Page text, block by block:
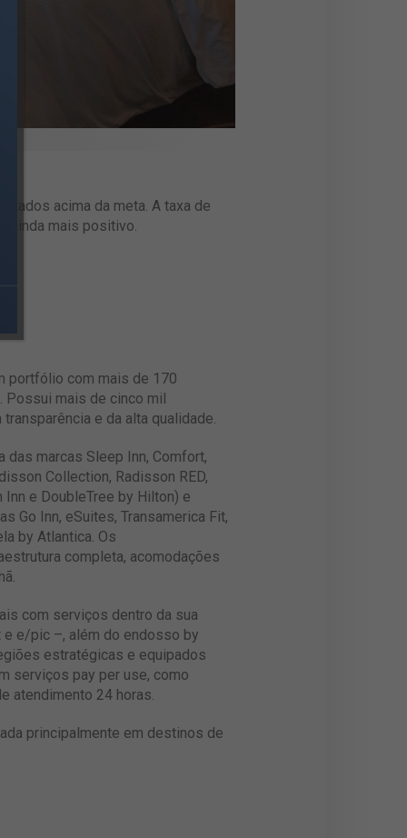
acima da meta. A taxa de
ainda mais positivo.
portfólio com mais de 170
Possui mais de cinco mil
e da alta qualidade.
marcas Sleep Inn, Comfort,
Collection, Radisson RED,
e DoubleTree by Hilton) e
Go Inn, eSuites, Transamerica Fit,
by Atlantica. Os
completa, acomodações
com serviços dentro da sua
e/pic –, além do endosso by
estratégicas e equipados
serviços pay per use, como
atendimento 24 horas.
principalmente em destinos de